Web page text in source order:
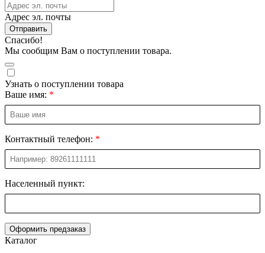
Адрес эл. почты
Отправить
Спасибо!
Мы сообщим Вам о поступлении товара.
Узнать о поступлении товара
Ваше имя:
Контактный телефон:
Населенный пункт:
Оформить предзаказ
Каталог